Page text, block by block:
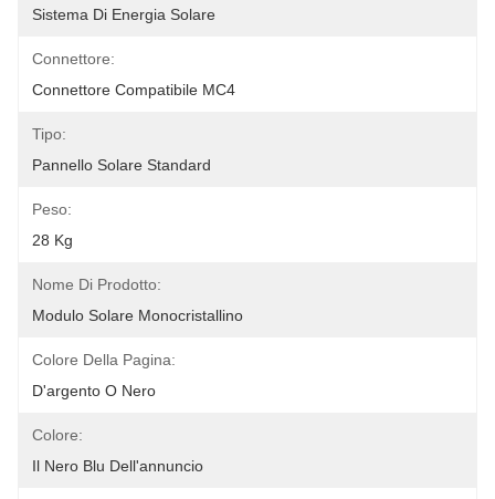
Sistema Di Energia Solare
Connettore:
Connettore Compatibile MC4
Tipo:
Pannello Solare Standard
Peso:
28 Kg
Nome Di Prodotto:
Modulo Solare Monocristallino
Colore Della Pagina:
D'argento O Nero
Colore:
Il Nero Blu Dell'annuncio